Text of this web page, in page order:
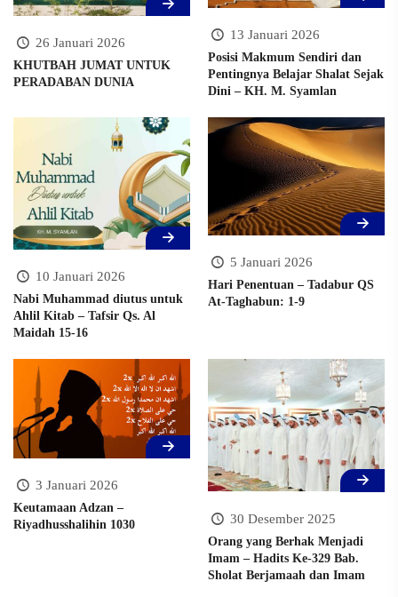
26 Januari 2026
KHUTBAH JUMAT UNTUK
PERADABAN DUNIA
13 Januari 2026
Posisi Makmum Sendiri dan
Pentingnya Belajar Shalat Sejak
Dini – KH. M. Syamlan
10 Januari 2026
Nabi Muhammad diutus untuk
Ahlil Kitab – Tafsir Qs. Al
Maidah 15-16
5 Januari 2026
Hari Penentuan – Tadabur QS
At-Taghabun: 1-9
3 Januari 2026
Keutamaan Adzan –
Riyadhusshalihin 1030
30 Desember 2025
Orang yang Berhak Menjadi
Imam – Hadits Ke-329 Bab.
Sholat Berjamaah dan Imam